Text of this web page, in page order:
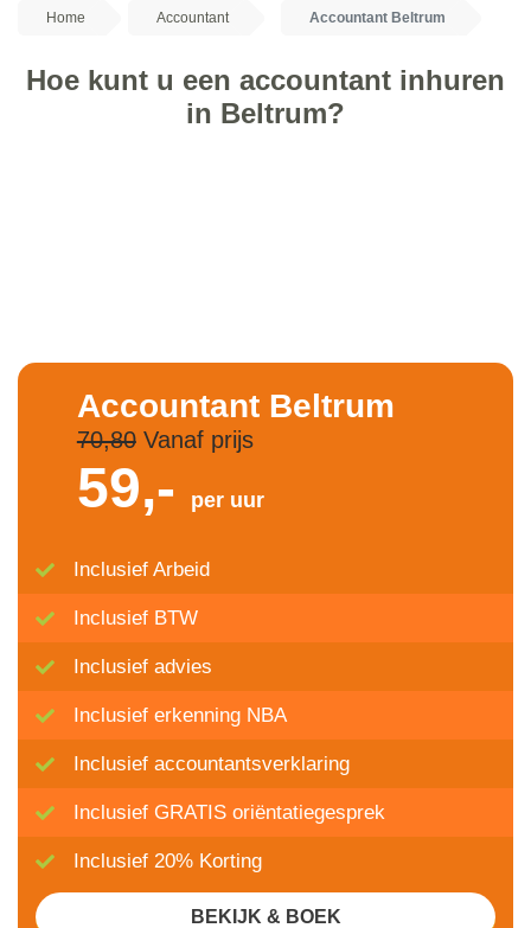
Home Accountant Accountant Beltrum
Hoe kunt u een accountant inhuren
in Beltrum?
Accountant Beltrum
70,80Vanaf prijs
59,- per uur
Inclusief Arbeid
Inclusief BTW
Inclusief advies
Inclusief erkenning NBA
Inclusief accountantsverklaring
Inclusief GRATIS oriëntatiegesprek
Inclusief 20% Korting
BEKIJK & BOEK